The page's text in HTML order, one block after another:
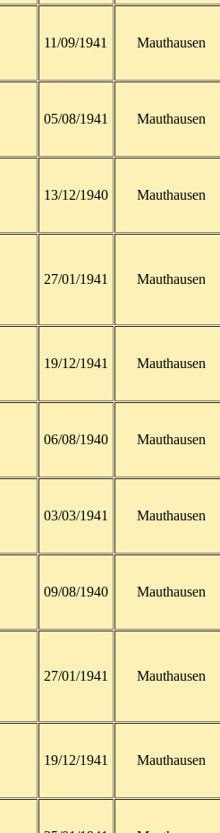
11/09/1941 Mauthausen
05/08/1941 Mauthausen
13/12/1940 Mauthausen
27/01/1941 Mauthausen
19/12/1941 Mauthausen
06/08/1940 Mauthausen
03/03/1941 Mauthausen
09/08/1940 Mauthausen
27/01/1941 Mauthausen
19/12/1941 Mauthausen